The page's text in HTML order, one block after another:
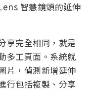
智慧鏡頭的延伸
享完全相同，就是
多工頁面。系統就
片，偵測新增延伸
行包括複製、分享